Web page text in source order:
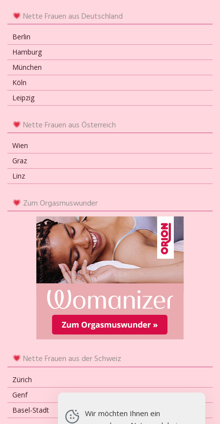
Nette Frauen aus Deutschland
Berlin
Hamburg
München
Köln
Leipzig
Nette Frauen aus Österreich
Wien
Graz
Linz
Zum Orgasmuswunder
Nette Frauen aus der Schweiz
Zürich
Genf
Basel-Stadt
Wir möchten Ihnen ein